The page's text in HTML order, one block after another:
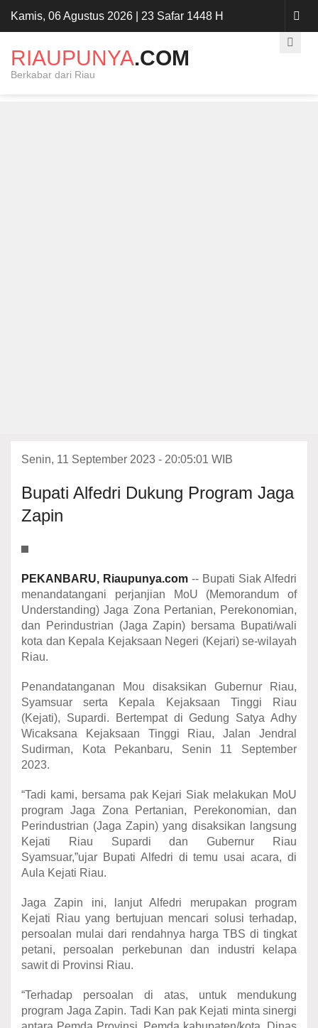
Kamis, 06 Agustus 2026 | 23 Safar 1448 H
RIAUPUNYA.COM
Berkabar dari Riau
Senin, 11 September 2023 - 20:05:01 WIB
Bupati Alfedri Dukung Program Jaga
Zapin
PEKANBARU, Riaupunya.com -- Bupati Siak Alfedri
menandatangani perjanjian MoU (Memorandum of
Understanding) Jaga Zona Pertanian, Perekonomian,
dan Perindustrian (Jaga Zapin) bersama Bupati/wali
kota dan Kepala Kejaksaan Negeri (Kejari) se-wilayah
Riau.
Penandatanganan Mou disaksikan Gubernur Riau,
Syamsuar serta Kepala Kejaksaan Tinggi Riau
(Kejati), Supardi. Bertempat di Gedung Satya Adhy
Wicaksana Kejaksaan Tinggi Riau, Jalan Jendral
Sudirman, Kota Pekanbaru, Senin 11 September
2023.
“Tadi kami, bersama pak Kejari Siak melakukan MoU
program Jaga Zona Pertanian, Perekonomian, dan
Perindustrian (Jaga Zapin) yang disaksikan langsung
Kejati Riau Supardi dan Gubernur Riau
Syamsuar,”ujar Bupati Alfedri di temu usai acara, di
Aula Kejati Riau.
Jaga Zapin ini, lanjut Alfedri merupakan program
Kejati Riau yang bertujuan mencari solusi terhadap,
persoalan mulai dari rendahnya harga TBS di tingkat
petani, persoalan perkebunan dan industri kelapa
sawit di Provinsi Riau.
“Terhadap persoalan di atas, untuk mendukung
program Jaga Zapin. Tadi Kan pak Kejati minta sinergi